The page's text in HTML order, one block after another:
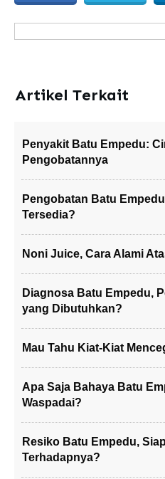
Artikel Terkait
Penyakit Batu Empedu:
Pengobatannya
Pengobatan Batu
Tersedia?
Noni Juice, Cara Alami
Diagnosa Batu Empedu,
yang Dibutuhkan?
Mau Tahu Kiat-Kiat
Apa Saja Bahaya Batu
Waspadai?
Resiko Batu Empedu,
Terhadapnya?